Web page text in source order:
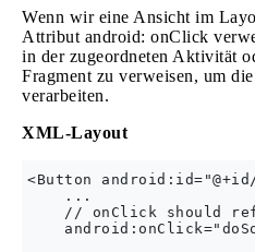
Wenn wir eine Ansicht im
Attribut android: onClick
in der zugeordneten Aktivität
Fragment zu verweisen, um
verarbeiten.
XML-Layout
<Button
    ...
// onClick should